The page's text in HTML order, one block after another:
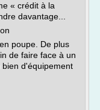
« crédit à la
davantage...
poupe. De plus
de faire face à un
d'équipement